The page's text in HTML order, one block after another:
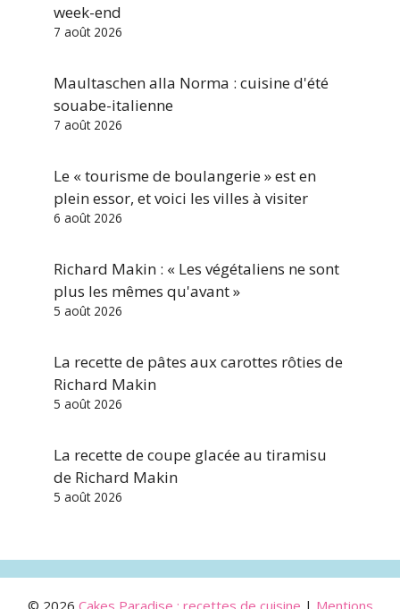
week-end
7 août 2026
Maultaschen alla Norma : cuisine d'été
souabe-italienne
7 août 2026
Le « tourisme de boulangerie » est en
plein essor, et voici les villes à visiter
6 août 2026
Richard Makin : « Les végétaliens ne sont
plus les mêmes qu'avant »
5 août 2026
La recette de pâtes aux carottes rôties de
Richard Makin
5 août 2026
La recette de coupe glacée au tiramisu
de Richard Makin
5 août 2026